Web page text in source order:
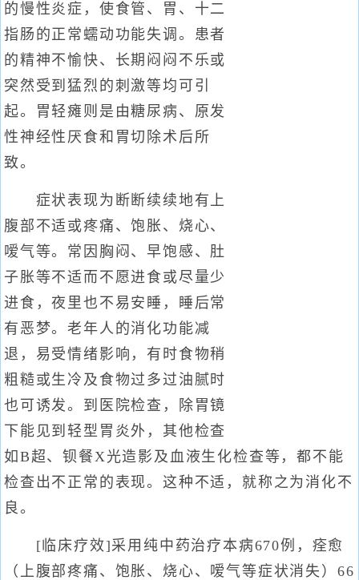
的慢性炎症，使食管、胃、十二
指肠的正常蠕动功能失调。患者
的精神不愉快、长期闷闷不乐或
突然受到猛烈的刺激等均可引
起。胃轻瘫则是由糖尿病、原发
性神经性厌食和胃切除术后所
致。
症状表现为断断续续地有上
腹部不适或疼痛、饱胀、烧心、
嗳气等。常因胸闷、早饱感、肚
子胀等不适而不愿进食或尽量少
进食，夜里也不易安睡，睡后常
有恶梦。老年人的消化功能减
退，易受情绪影响，有时食物稍
粗糙或生冷及食物过多过油腻时
也可诱发。到医院检查，除胃镜
下能见到轻型胃炎外，其他检查
如B超、钡餐X光造影及血液生化检查等，都不能
检查出不正常的表现。这种不适，就称之为消化不
良。
[临床疗效]采用纯中药治疗本病670例，痊愈
（上腹部疼痛、饱胀、烧心、嗳气等症状消失）66